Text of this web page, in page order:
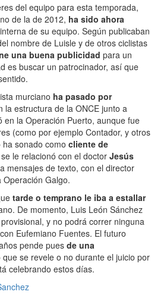
del equipo para esta temporada,
de la de 2012, ha sido ahora
de su equipo. Según publicaban
nombre de Luisle y de otros ciclistas
una buena publicidad para un
es buscar un patrocinador, así que
murciano ha pasado por
la estructura de la ONCE junto a
en la Operación Puerto, aunque fue
(como por ejemplo Contador, y otros
sonado como cliente de
le relacionó con el doctor Jesús
mensajes de texto, con el director
Operación Galgo.
tarde o temprano le iba a estallar
De momento, Luis León Sánchez
y no podrá correr ninguna
Eufemiano Fuentes. El futuro
pende pues de una
que se revele o no durante el juicio por
celebrando estos días.